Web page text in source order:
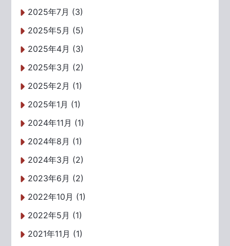
2025年7月 (3)
2025年5月 (5)
2025年4月 (3)
2025年3月 (2)
2025年2月 (1)
2025年1月 (1)
2024年11月 (1)
2024年8月 (1)
2024年3月 (2)
2023年6月 (2)
2022年10月 (1)
2022年5月 (1)
2021年11月 (1)